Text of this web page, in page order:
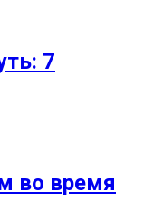
7
во время